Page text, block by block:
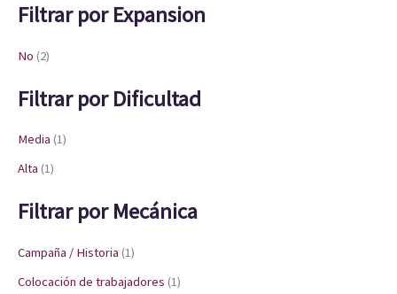
Filtrar por Expansion
No (2)
Filtrar por Dificultad
Media (1)
Alta (1)
Filtrar por Mecánica
Campaña / Historia (1)
Colocación de trabajadores (1)